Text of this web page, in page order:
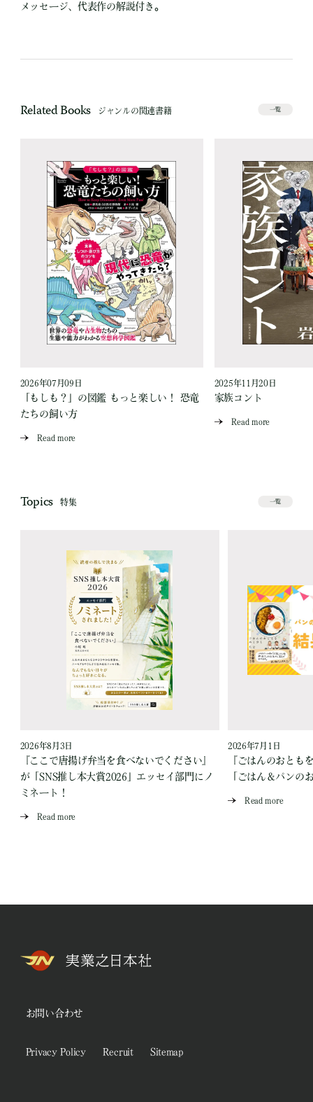
メッセージ、代表作の解説付き。
Related Books ジャンルの関連書籍 一覧
2026年07月09日
「もしも？」の図鑑 もっと楽しい！ 恐竜
たちの飼い方
Read more
2025年11月20日
家族コント
Read more
Topics 特集 一覧
2026年8月3日
『ここで唐揚げ弁当を食べないでください』
が「SNS推し本大賞2026」エッセイ部門にノ
ミネート！
Read more
2026年7月1日
『ごはんのおとも
「ごはん＆パンの
Read more
お問い合わせ
Privacy Policy Recruit Sitemap